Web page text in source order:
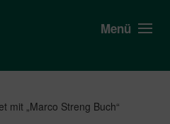
Menü
mit „Marco Streng Buch“